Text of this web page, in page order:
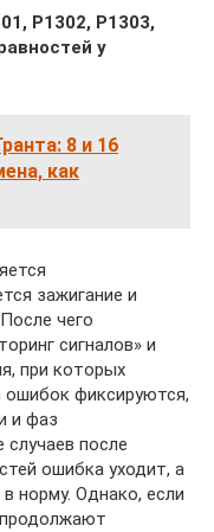
Р1302, Р1303,
у
8 и 16
как
зажигание и
чего
сигналов» и
при которых
ошибок фиксируются,
и фаз
случаев после
ошибка уходит, а
норму. Однако, если